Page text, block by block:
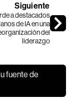
Siguiente
a destacados
de IA en una
del
liderazgo
fuente de